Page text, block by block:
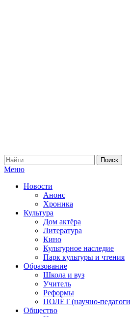
Меню
Новости
Анонс
Хроника
Культура
Дом актёра
Литература
Кино
Культурное наследие
Парк культуры и чтения
Образование
Школа и вуз
Учитель
Реформы
ПОЛЁТ (научно-
Общество